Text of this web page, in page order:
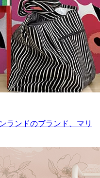
ランドのブランド、マリ